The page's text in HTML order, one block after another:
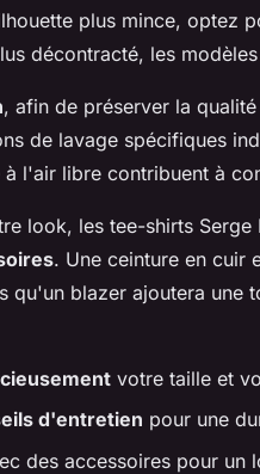
plus mince, optez
décontracté, les
, afin de préserver la
de lavage spécifiques
à l'air libre contribuent à
look, les tee-shirts
. Une ceinture en cuir
qu'un blazer ajoutera une
votre taille et
d'entretien pour une
des accessoires pour un